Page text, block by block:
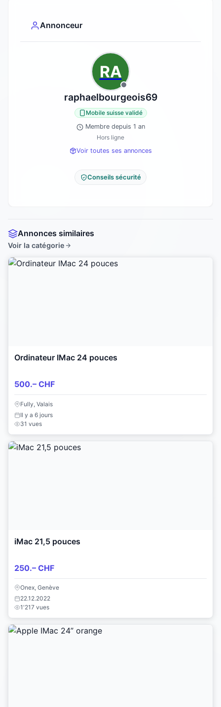
Annonceur
RA
raphaelbourgeois69
Mobile suisse validé
Membre depuis 1 an
Hors ligne
Voir toutes ses annonces
Conseils sécurité
Annonces similaires
Voir la catégorie
Ordinateur IMac 24 pouces
500.– CHF
Fully, Valais
Il y a 6 jours
31 vues
iMac 21,5 pouces
250.– CHF
Onex, Genève
22.12.2022
1'217 vues